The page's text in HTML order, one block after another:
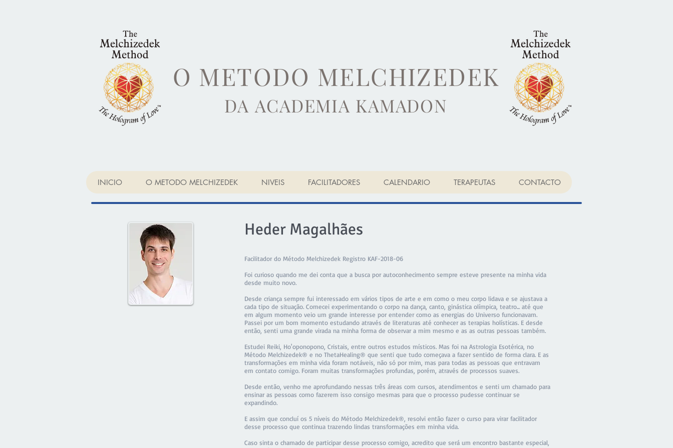
O METODO MELCHIZEDEK
DA ACADEMIA KAMADON
INICIO O METODO MELCHIZEDEK NIVEIS FACILITADORES CALENDARIO TERAPEUTAS CONTACTO
Heder Magalhães
Facilitador do Método Melchizedek Registro KAF-2018-06
Foi curioso quando me dei conta que a busca por autoconhecimento sempre esteve presente na minha vida
desde muito novo.
Desde criança sempre fui interessado em vários tipos de arte e em como o meu corpo lidava e se ajustava a
cada tipo de situação. Comecei experimentando o corpo na dança, canto, ginástica olímpica, teatro... até que
em algum momento veio um grande interesse por entender como as energias do Universo funcionavam.
Passei por um bom momento estudando através de literaturas até conhecer as terapias holísticas. E desde
então, senti uma grande virada na minha forma de observar a mim mesmo e as as outras pessoas também.
Estudei Reiki, Ho'oponopono, Cristais, entre outros estudos místicos. Mas foi na Astrologia Esotérica, no
Método Melchizedek® e no ThetaHealing® que senti que tudo começava a fazer sentido de forma clara. E as
transformações em minha vida foram notáveis, não só por mim, mas para todas as pessoas que entravam
em contato comigo. Foram muitas transformações profundas, porém, através de processos suaves.
Desde então, venho me aprofundando nessas três áreas com cursos, atendimentos e senti um chamado para
ensinar as pessoas como fazerem isso consigo mesmas para que o processo pudesse continuar se
expandindo.
E assim que concluí os 5 níveis do Método Melchizedek®, resolvi então fazer o curso para virar facilitador
desse processo que continua trazendo lindas transformações em minha vida.
Caso sinta o chamado de participar desse processo comigo, acredito que será um encontro bastante especial,